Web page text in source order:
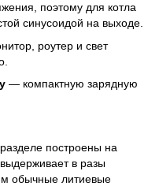
поэтому для котла
синусоидой на выходе.
роутер и свет
— компактную зарядную
построены на
в разы
обычные литиевые